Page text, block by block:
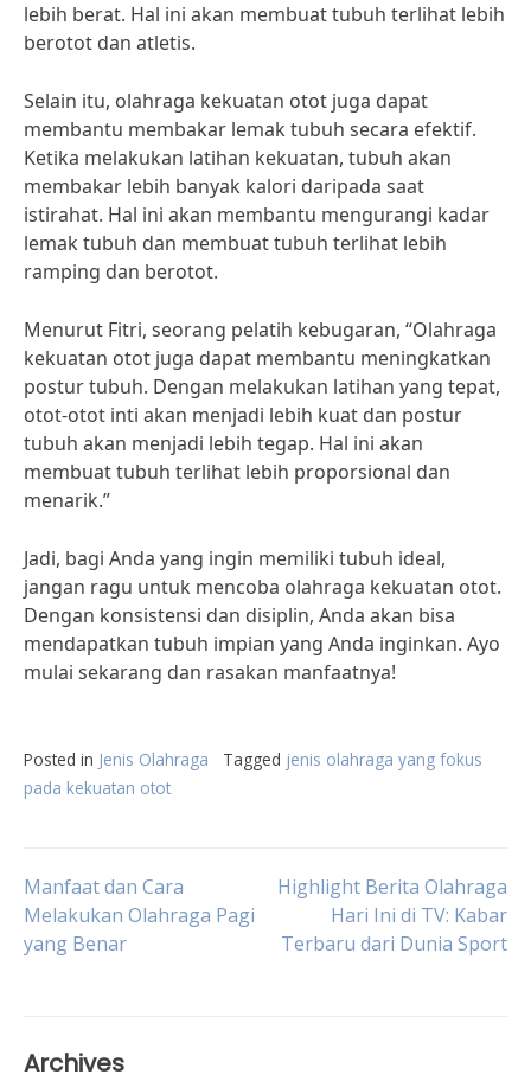
lebih berat. Hal ini akan membuat tubuh terlihat lebih
berotot dan atletis.
Selain itu, olahraga kekuatan otot juga dapat
membantu membakar lemak tubuh secara efektif.
Ketika melakukan latihan kekuatan, tubuh akan
membakar lebih banyak kalori daripada saat
istirahat. Hal ini akan membantu mengurangi kadar
lemak tubuh dan membuat tubuh terlihat lebih
ramping dan berotot.
Menurut Fitri, seorang pelatih kebugaran, “Olahraga
kekuatan otot juga dapat membantu meningkatkan
postur tubuh. Dengan melakukan latihan yang tepat,
otot-otot inti akan menjadi lebih kuat dan postur
tubuh akan menjadi lebih tegap. Hal ini akan
membuat tubuh terlihat lebih proporsional dan
menarik.”
Jadi, bagi Anda yang ingin memiliki tubuh ideal,
jangan ragu untuk mencoba olahraga kekuatan otot.
Dengan konsistensi dan disiplin, Anda akan bisa
mendapatkan tubuh impian yang Anda inginkan. Ayo
mulai sekarang dan rasakan manfaatnya!
Posted in Jenis Olahraga Tagged jenis olahraga yang fokus
pada kekuatan otot
Post
navigation
Manfaat dan Cara
Melakukan Olahraga Pagi
yang Benar
Highlight Berita Olahraga
Hari Ini di TV: Kabar
Terbaru dari Dunia Sport
Archives